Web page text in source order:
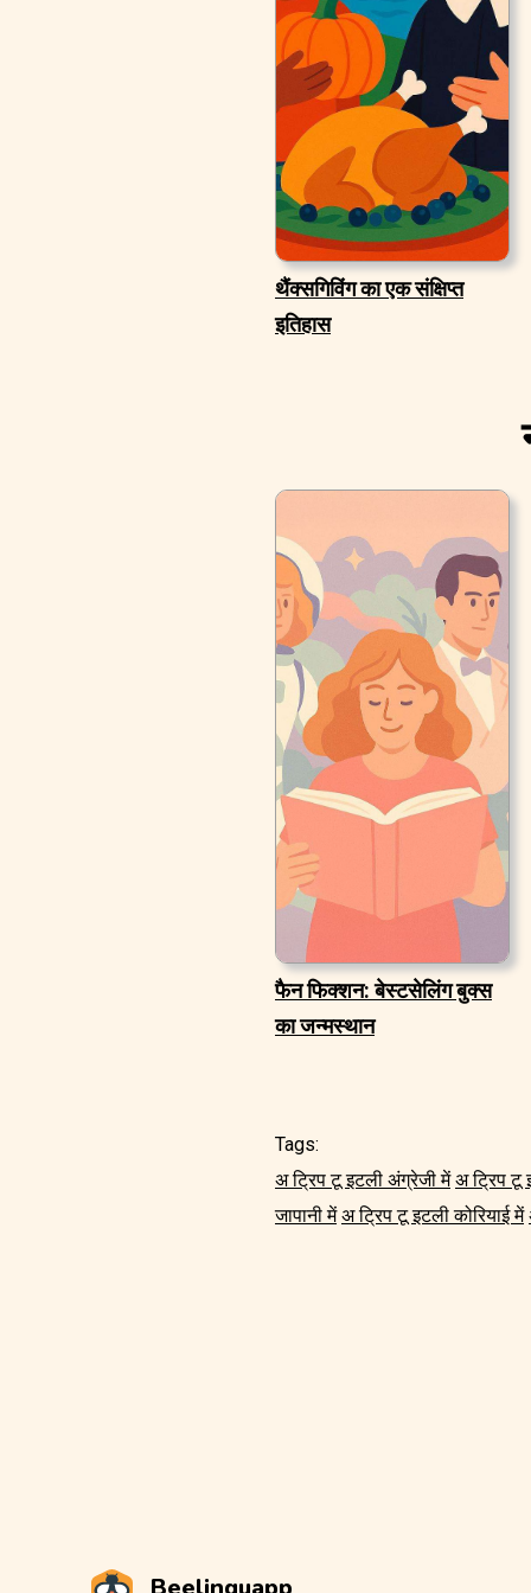
थैंक्सगिविंग का एक संक्षिप्त
इतिहास
फैन फिक्शन: बेस्टसेलिंग बुक्स
का जन्मस्थान
Tags:
अ ट्रिप टू इटली अंग्रेजी में अ ट्रिप टू
जापानी में अ ट्रिप टू इटली कोरियाई में